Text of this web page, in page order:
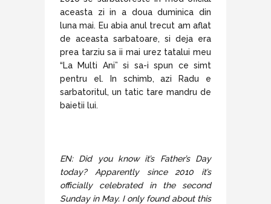
aceasta zi in a doua duminica din
luna mai. Eu abia anul trecut am aflat
de aceasta sarbatoare, si deja era
prea tarziu sa ii mai urez tatalui meu
“La Multi Ani” si sa-i spun ce simt
pentru el. In schimb, azi Radu e
sarbatoritul, un tatic tare mandru de
baietii lui.
EN: Did you know it’s Father’s Day
today? Apparently since 2010 it’s
officially celebrated in the second
Sunday in May. I only found about this